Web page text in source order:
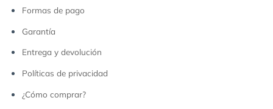
Formas de pago
Garantía
Entrega y devolución
Políticas de privacidad
¿Cómo comprar?